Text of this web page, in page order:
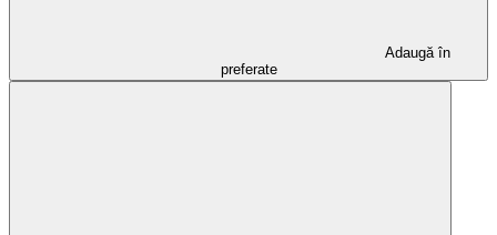
Adaugă în
preferate